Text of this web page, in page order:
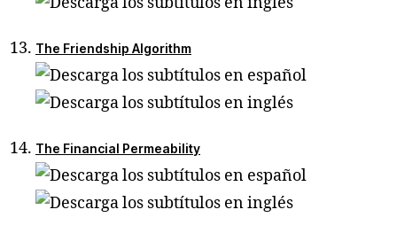
The Friendship Algorithm
The Financial Permeability